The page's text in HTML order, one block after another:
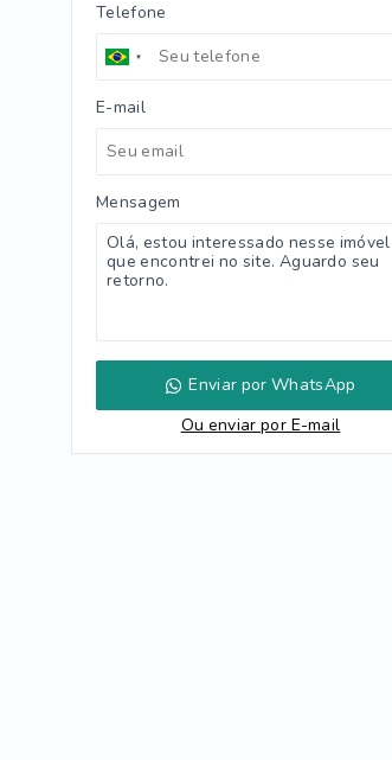
Telefone
E-mail
Mensagem
Enviar por WhatsApp
Ou enviar por E-mail